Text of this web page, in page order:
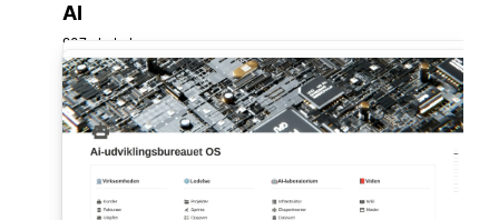
AI
907 skabeloner